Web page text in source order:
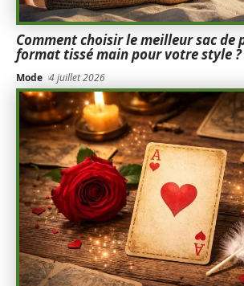
Comment choisir le meilleur sac de
format tissé main pour votre style ?
Mode 4 juillet 2026